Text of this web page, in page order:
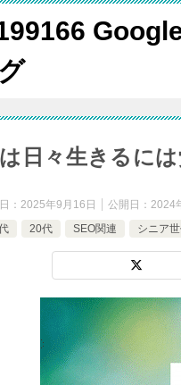
日々生きるに
： 2025年9月16日 公開日： 2024
20代 SEO関連 シニア